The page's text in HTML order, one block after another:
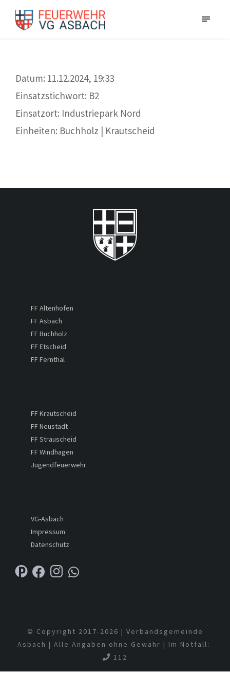
Datum: 11.12.2024, 19:33
Einsatzstichwort: B2
Einsatzort: Industriepark Nord
Einheiten: Buchholz | Krautscheid
FF Altenhofen
FF Asbach
FF Buchholz
FF Etscheid
FF Fernthal
FF Krautscheid
FF Neustadt
FF Strauscheid
FF Windhagen
Jugendfeuerwehr
VG-Asbach
Impressum
Datenschutz
© Copyright 2017-2026 | Verbandsgemeinde
Asbach | Alle Angaben ohne Gewähr | Im Notfall:
112